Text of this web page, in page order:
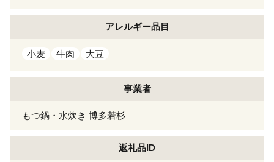
アレルギー品目
小麦 牛肉 大豆
事業者
もつ鍋・水炊き 博多若杉
返礼品ID